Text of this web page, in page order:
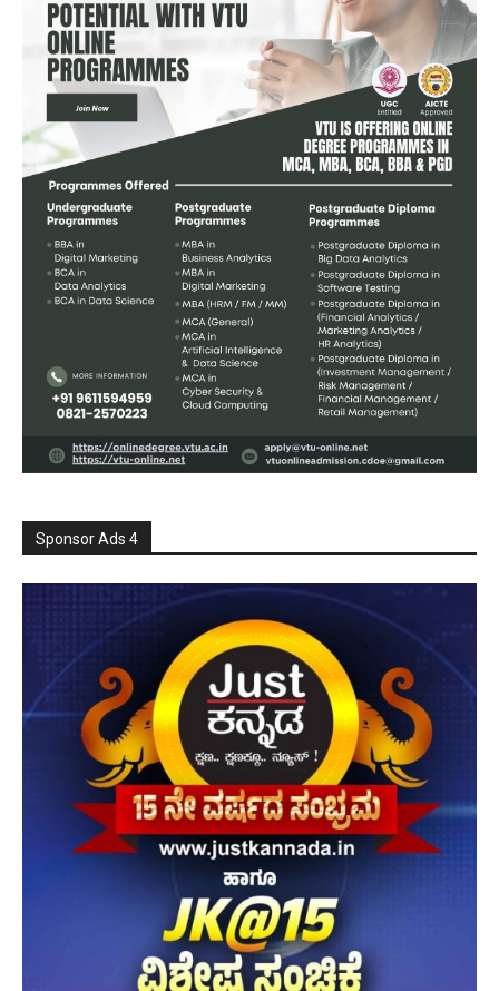
Sponsor Ads 4